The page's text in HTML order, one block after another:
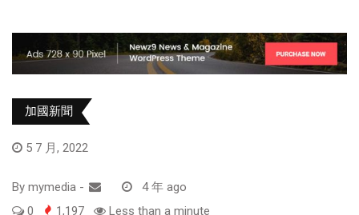
加國新聞
5 7 月, 2022
By mymedia -
4 年 ago
0
1,197 Less than a minute